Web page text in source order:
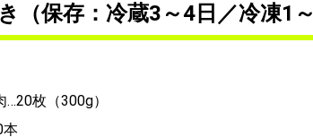
（保存：冷蔵3～4日／冷凍1～
枚（300g）
本